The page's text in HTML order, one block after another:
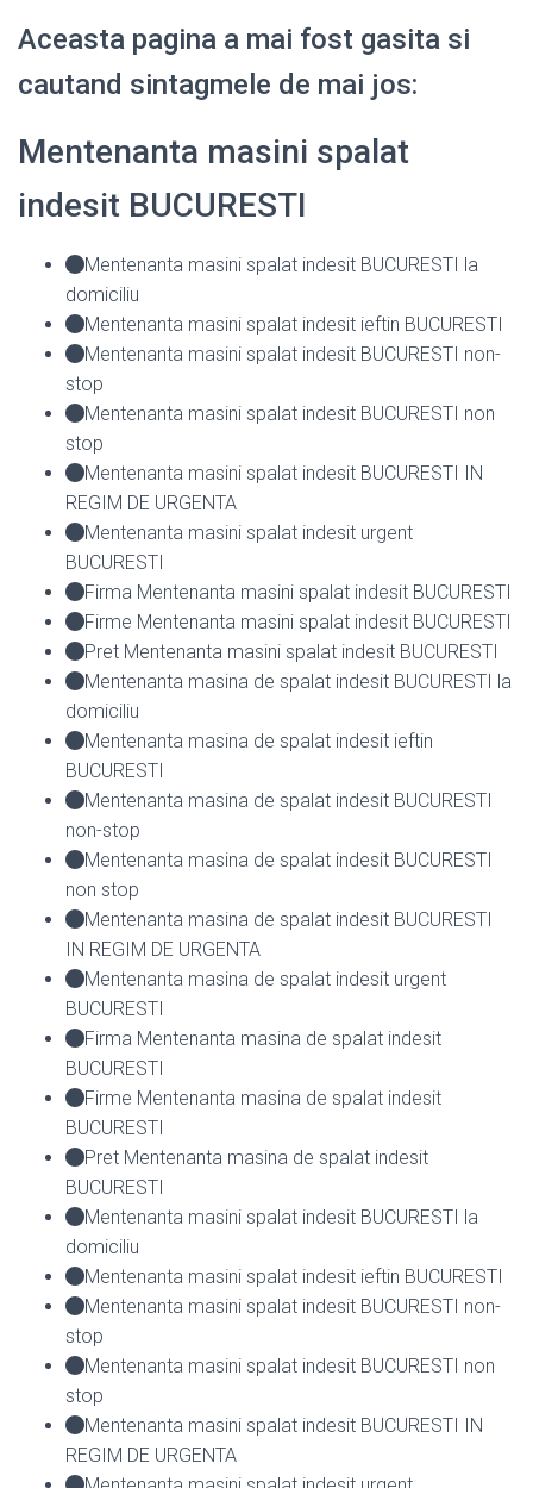
Aceasta pagina a mai fost gasita si
cautand sintagmele de mai jos:
Mentenanta masini spalat
indesit BUCURESTI
Mentenanta masini spalat indesit BUCURESTI la
domiciliu
Mentenanta masini spalat indesit ieftin BUCURESTI
Mentenanta masini spalat indesit BUCURESTI non-
stop
Mentenanta masini spalat indesit BUCURESTI non
stop
Mentenanta masini spalat indesit BUCURESTI IN
REGIM DE URGENTA
Mentenanta masini spalat indesit urgent
BUCURESTI
Firma Mentenanta masini spalat indesit BUCURESTI
Firme Mentenanta masini spalat indesit BUCURESTI
Pret Mentenanta masini spalat indesit BUCURESTI
Mentenanta masina de spalat indesit BUCURESTI la
domiciliu
Mentenanta masina de spalat indesit ieftin
BUCURESTI
Mentenanta masina de spalat indesit BUCURESTI
non-stop
Mentenanta masina de spalat indesit BUCURESTI
non stop
Mentenanta masina de spalat indesit BUCURESTI
IN REGIM DE URGENTA
Mentenanta masina de spalat indesit urgent
BUCURESTI
Firma Mentenanta masina de spalat indesit
BUCURESTI
Firme Mentenanta masina de spalat indesit
BUCURESTI
Pret Mentenanta masina de spalat indesit
BUCURESTI
Mentenanta masini spalat indesit BUCURESTI la
domiciliu
Mentenanta masini spalat indesit ieftin BUCURESTI
Mentenanta masini spalat indesit BUCURESTI non-
stop
Mentenanta masini spalat indesit BUCURESTI non
stop
Mentenanta masini spalat indesit BUCURESTI IN
REGIM DE URGENTA